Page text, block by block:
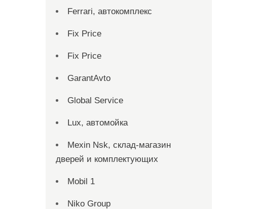
Ferrari, автокомплекс
Fix Price
Fix Price
GarantAvto
Global Service
Lux, автомойка
Mexin Nsk, склад-магазин
дверей и комплектующих
Mobil 1
Niko Group